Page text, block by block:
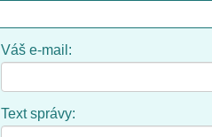
Váš e-mail:
Text správy: